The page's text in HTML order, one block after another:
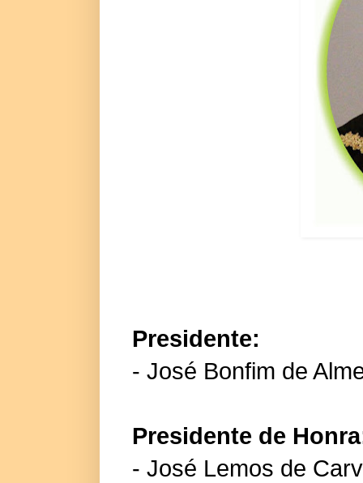
Presidente:
- José Bonfim de
Presidente de
- José Lemos de